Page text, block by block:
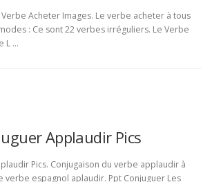
Verbe Acheter Images. Le verbe acheter à tous
: Ce sont 22 verbes irréguliers. Le Verbe
L …
Applaudir Pics
Pics. Conjugaison du verbe applaudir à
verbe espagnol aplaudir. Ppt Conjuguer Les